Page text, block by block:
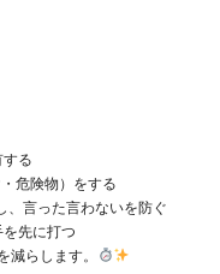
する
危険物）をする
、言った言わないを防ぐ
先に打つ
らします。